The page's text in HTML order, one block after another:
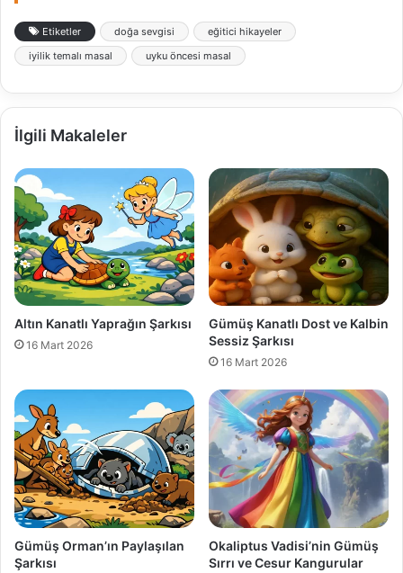
Etiketler doğa sevgisi
eğitici hikayeler
iyilik temalı masal
uyku öncesi masal
İlgili Makaleler
Altın Kanatlı Yaprağın Şarkısı
16 Mart 2026
Gümüş Kanatlı Dost ve Kalbin
Sessiz Şarkısı
16 Mart 2026
Gümüş Orman’ın Paylaşılan
Şarkısı
Okaliptus Vadisi’nin Gümüş
Sırrı ve Cesur Kangurular